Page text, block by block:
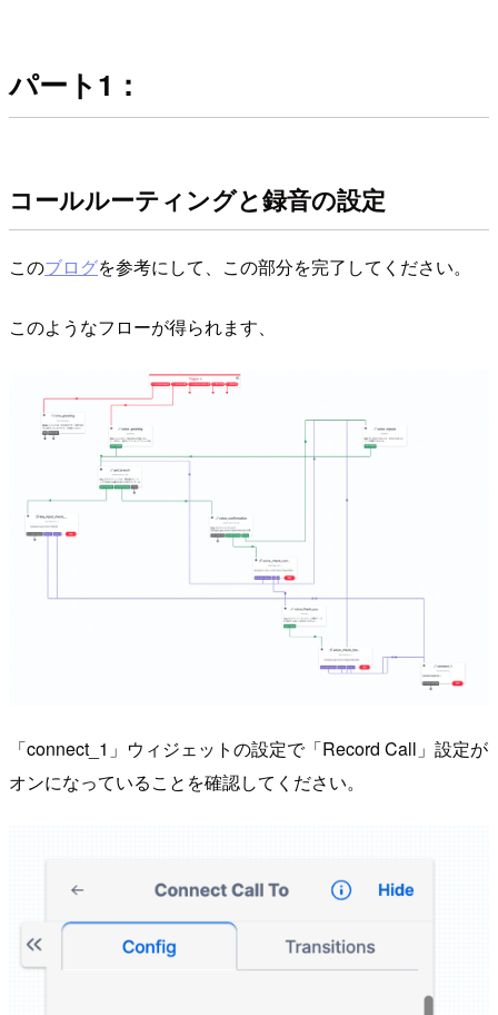
パート1：
コールルーティングと録音の設定
このブログを参考にして、この部分を完了してください。
このようなフローが得られます、
「connect_1」ウィジェットの設定で「Record Call」設定が
オンになっていることを確認してください。